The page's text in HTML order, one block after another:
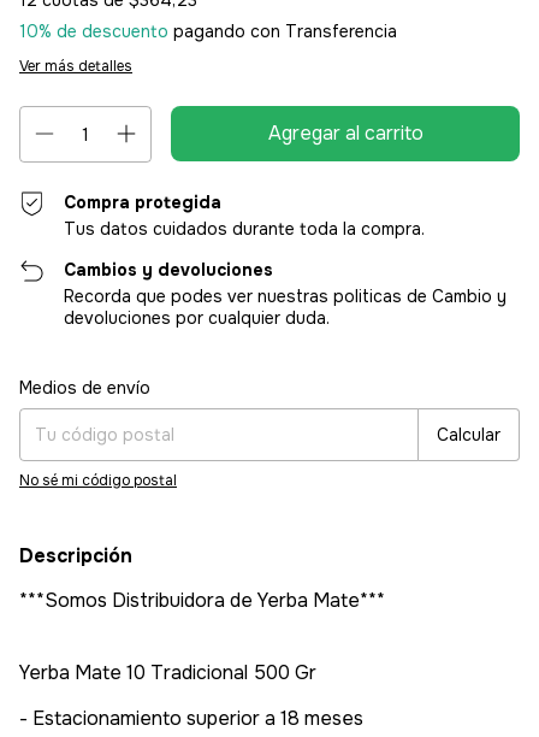
10% de descuento pagando con Transferencia
Ver más detalles
Compra protegida
Tus datos cuidados durante toda la compra.
Cambios y devoluciones
Recorda que podes ver nuestras politicas de Cambio y
devoluciones por cualquier duda.
Entregas para el CP:
Medios de envío
Calcular
No sé mi código postal
Descripción
***Somos Distribuidora de Yerba Mate***
Yerba Mate 10 Tradicional 500 Gr
- Estacionamiento superior a 18 meses